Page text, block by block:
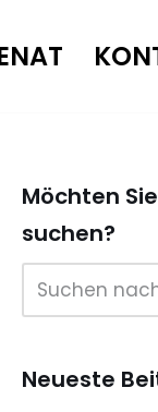
Möchten
suchen?
Neueste